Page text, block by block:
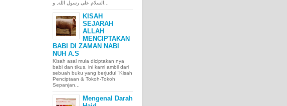
KISAH
SEJARAH
ALLAH
MENCIPTAKAN
BABI DI ZAMAN NABI
NUH A.S
Kisah asal mula diciptakan nya
babi dan tikus, ini kami ambil dari
sebuah buku yang berjudul “Kisah
Penciptaan & Tokoh-Tokoh
Sepanjan...
Mengenal Darah